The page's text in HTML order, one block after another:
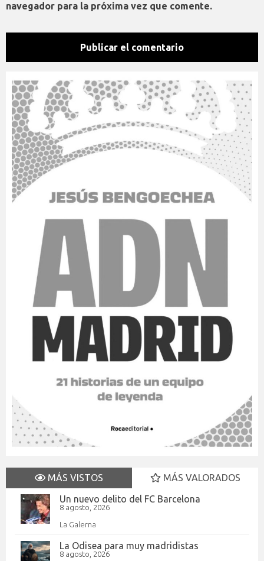
navegador para la próxima vez que comente.
MÁS VISTOS
MÁS VALORADOS
Un nuevo delito del FC Barcelona
8 agosto, 2026
La Galerna
La Odisea para muy madridistas
8 agosto, 2026